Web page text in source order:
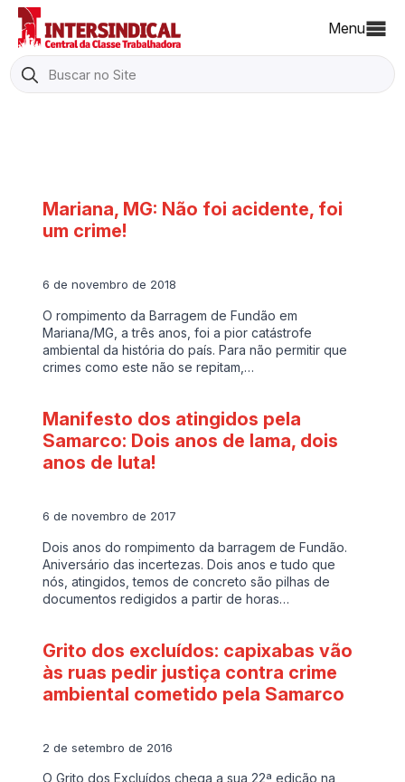
Menu
Search
for:
Mariana, MG: Não foi acidente, foi
um crime!
6 de novembro de 2018
O rompimento da Barragem de Fundão em
Mariana/MG, a três anos, foi a pior catástrofe
ambiental da história do país. Para não permitir que
crimes como este não se repitam,…
Manifesto dos atingidos pela
Samarco: Dois anos de lama, dois
anos de luta!
6 de novembro de 2017
Dois anos do rompimento da barragem de Fundão.
Aniversário das incertezas. Dois anos e tudo que
nós, atingidos, temos de concreto são pilhas de
documentos redigidos a partir de horas…
Grito dos excluídos: capixabas vão
às ruas pedir justiça contra crime
ambiental cometido pela Samarco
2 de setembro de 2016
O Grito dos Excluídos chega a sua 22ª edição na